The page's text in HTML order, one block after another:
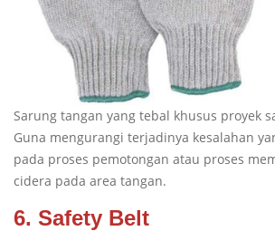
Sarung tangan yang tebal khusus proyek
Guna mengurangi terjadinya kesalahan
pada proses pemotongan atau proses
cidera pada area tangan.
6. Safety Belt